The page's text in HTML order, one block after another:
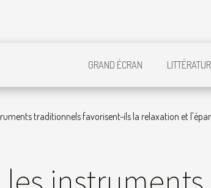
GRAND ÉCRAN
traditionnels favorisent-ils la relaxation et